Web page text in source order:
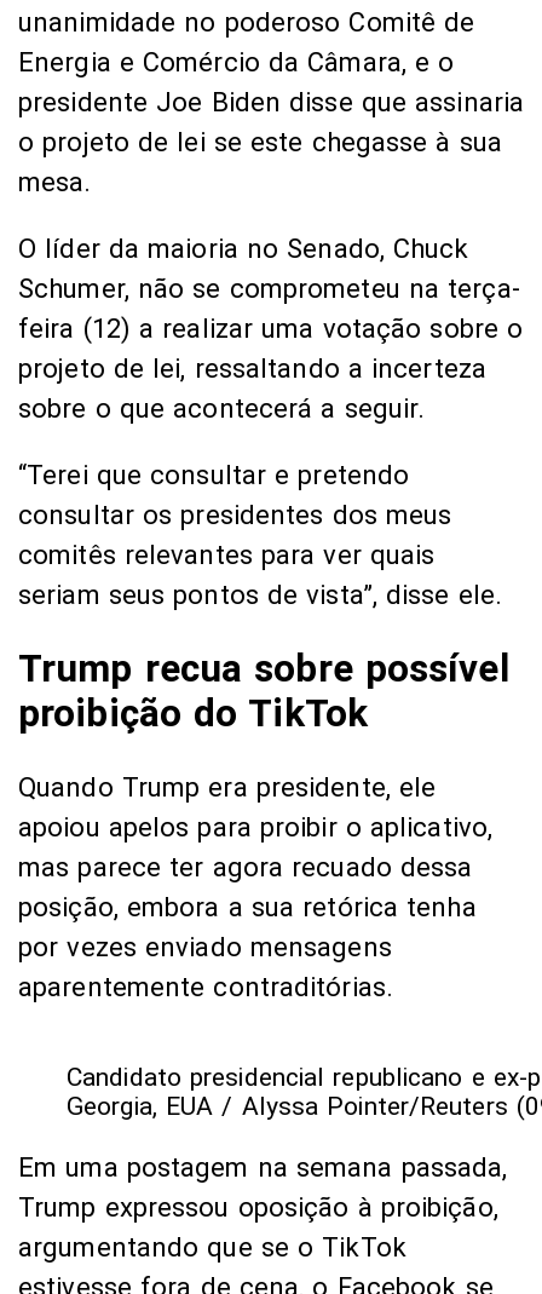
unanimidade no poderoso Comitê de
Energia e Comércio da Câmara, e o
presidente Joe Biden disse que assinaria
o projeto de lei se este chegasse à sua
mesa.
O líder da maioria no Senado, Chuck
Schumer, não se comprometeu na terça-
feira (12) a realizar uma votação sobre o
projeto de lei, ressaltando a incerteza
sobre o que acontecerá a seguir.
“Terei que consultar e pretendo
consultar os presidentes dos meus
comitês relevantes para ver quais
seriam seus pontos de vista”, disse ele.
Trump recua sobre possível
proibição do TikTok
Quando Trump era presidente, ele
apoiou apelos para proibir o aplicativo,
mas parece ter agora recuado dessa
posição, embora a sua retórica tenha
por vezes enviado mensagens
aparentemente contraditórias.
Candidato presidencial republicano e
Georgia, EUA / Alyssa Pointer/Reuters
Em uma postagem na semana passada,
Trump expressou oposição à proibição,
argumentando que se o TikTok
estivesse fora de cena, o Facebook se